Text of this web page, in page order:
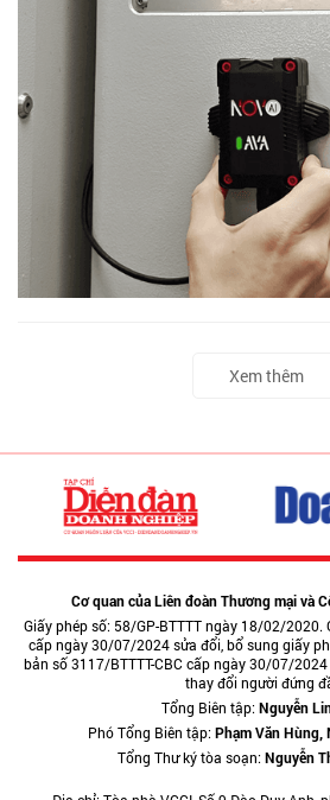
Xem thêm
Cơ quan của Liên đoàn Thương mại và
Giấy phép số: 58/GP-BTTTT ngày 18/02/2020.
cấp ngày 30/07/2024 sửa đổi, bổ sung giấy
bản số 3117/BTTTT-CBC cấp ngày 30/07/
thay đổi người đứng
Tổng Biên tập:Nguyễn
Phó Tổng Biên tập:Phạm Văn Hùng,
Tổng Thư ký tòa soạn:Nguyễn